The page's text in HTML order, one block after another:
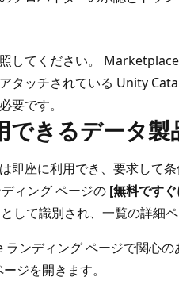
してください。
タッチされている Unity
要です。
できるデータ
即座に利用でき、要求して
ィング ページの [無料です
として識別され、一覧の詳細
ンディング ページで関心
ジを開きます。